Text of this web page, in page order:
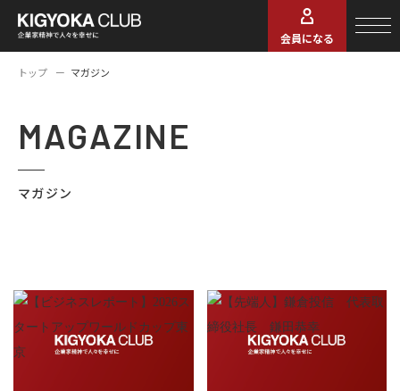
会員になる
トップ マガジン
MAGAZINE
マガジン